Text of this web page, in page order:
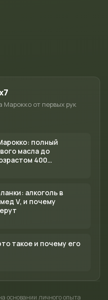
Марокко от первых рук
полный
масла до
400
алкоголь в
V, и почему
такое и почему его
основании личного опыта